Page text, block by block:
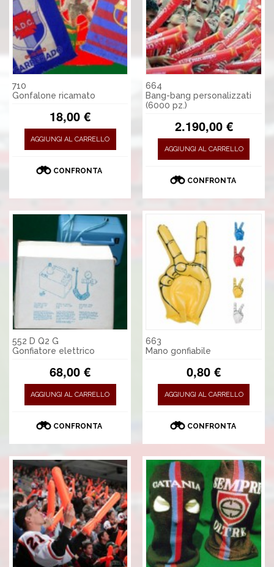
710
Gonfalone ricamato
18,00 €
AGGIUNGI AL CARRELLO
CONFRONTA
664
Bang-bang personalizzati
(6000 pz.)
2.190,00 €
AGGIUNGI AL CARRELLO
CONFRONTA
552 D Q2 G
Gonfiatore elettrico
68,00 €
AGGIUNGI AL CARRELLO
CONFRONTA
663
Mano gonfiabile
0,80 €
AGGIUNGI AL CARRELLO
CONFRONTA